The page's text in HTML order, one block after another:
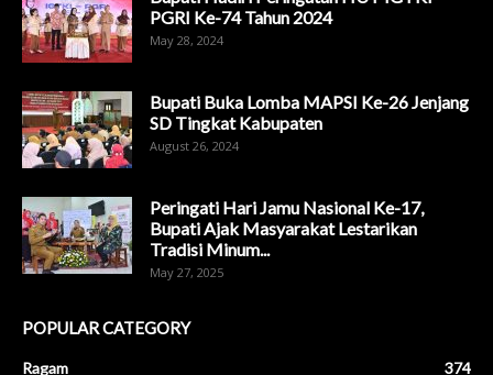
PGRI Ke-74 Tahun 2024
May 28, 2024
Bupati Buka Lomba MAPSI Ke-26 Jenjang
SD Tingkat Kabupaten
August 26, 2024
Peringati Hari Jamu Nasional Ke-17,
Bupati Ajak Masyarakat Lestarikan
Tradisi Minum...
May 27, 2025
POPULAR CATEGORY
Ragam 374